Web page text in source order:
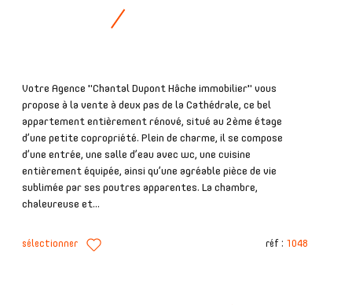
Votre Agence "Chantal Dupont Hâche immobilier" vous
propose à la vente à deux pas de la Cathédrale, ce bel
appartement entièrement rénové, situé au 2ème étage
d’une petite copropriété. Plein de charme, il se compose
d’une entrée, une salle d’eau avec wc, une cuisine
entièrement équipée, ainsi qu’une agréable pièce de vie
sublimée par ses poutres apparentes. La chambre,
chaleureuse et...
sélectionner réf : 1048